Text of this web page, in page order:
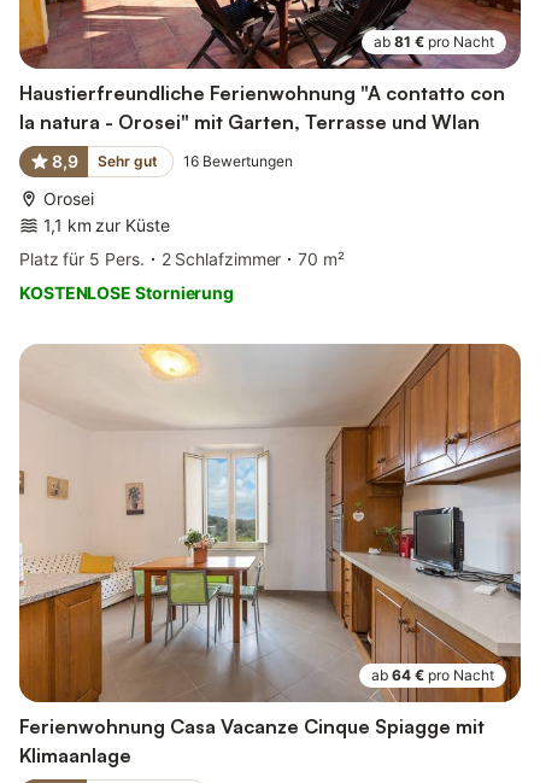
ab 81 € pro Nacht
Haustierfreundliche Ferienwohnung "A contatto con
la natura - Orosei" mit Garten, Terrasse und Wlan
8,9 Sehr gut 16 Bewertungen
Orosei
1,1 km zur Küste
Platz für 5 Pers.
2 Schlafzimmer
70 m²
KOSTENLOSE Stornierung
ab 64 € pro Nacht
Ferienwohnung Casa Vacanze Cinque Spiagge mit
Klimaanlage